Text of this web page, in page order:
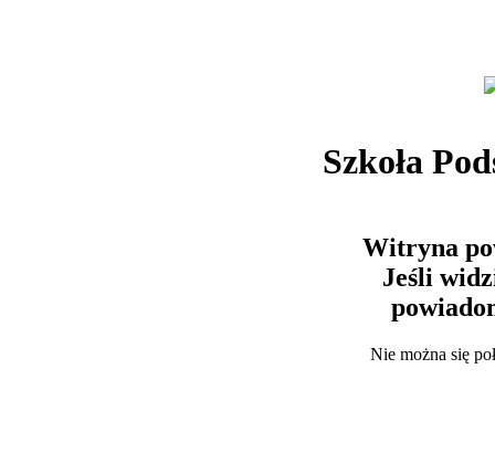
Szkoła
Witryna
Jeśli
Nie można się